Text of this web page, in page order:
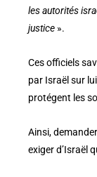
les autorités
justice ».
Ces officiels
par Israël sur
protégent les
Ainsi,
exiger d’Israël